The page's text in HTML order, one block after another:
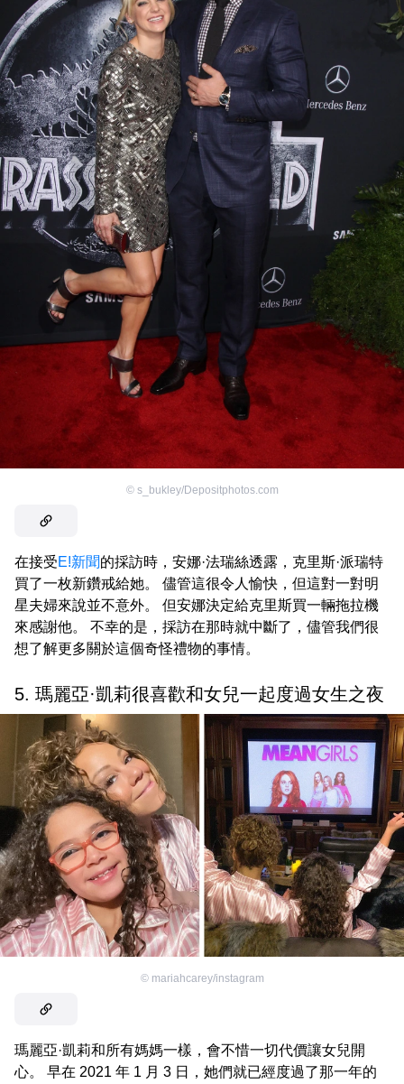
© s_bukley/Depositphotos.com
在接受E!新聞的採訪時，安娜·法瑞絲透露，克里斯·派瑞特
買了一枚新鑽戒給她。 儘管這很令人愉快，但這對一對明
星夫婦來說並不意外。 但安娜決定給克里斯買一輛拖拉機
來感謝他。 不幸的是，採訪在那時就中斷了，儘管我們很
想了解更多關於這個奇怪禮物的事情。
5. 瑪麗亞·凱莉很喜歡和女兒一起度過女生之夜
© mariahcarey/instagram
瑪麗亞·凱莉和所有媽媽一樣，會不惜一切代價讓女兒開
心。 早在 2021 年 1 月 3 日，她們就已經度過了那一年的